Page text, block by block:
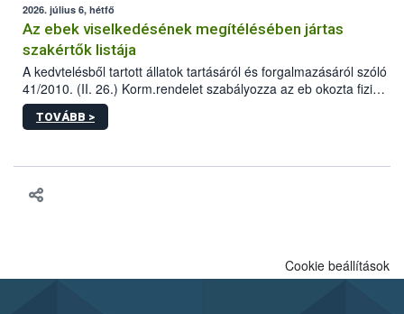
2026. július 6, hétfő
Az ebek viselkedésének megítélésében jártas
szakértők listája
A kedvtelésből tartott állatok tartásáról és forgalmazásáról szóló
41/2010. (II. 26.) Korm.rendelet szabályozza az eb okozta fizikai
sérülés, illetve ennek veszélye keletkezésekor felmerülő
hatósági feladatokat, valamint a veszélyes eb tartását és annak
TOVÁBB >
Cookie beállítások